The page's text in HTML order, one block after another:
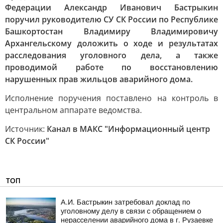
Федерации Александр Иванович Бастрыкин
поручил руководителю СУ СК России по Республике
Башкортостан Владимиру Владимировичу
Архангельскому доложить о ходе и результатах
расследования уголовного дела, а также
проводимой работе по восстановлению
нарушенных прав жильцов аварийного дома.
Исполнение поручения поставлено на контроль в
центральном аппарате ведомства.
Источник: Канал в МАКС "Информационный центр
СК России"
ТОП
А.И. Бастрыкин затребовал доклад по
уголовному делу в связи с обращением о
нерасселении аварийного дома в г. Рузаевке